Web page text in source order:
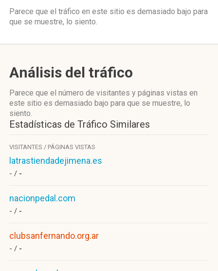
Parece que el tráfico en este sitio es demasiado bajo para
que se muestre, lo siento.
Análisis del tráfico
Parece que el número de visitantes y páginas vistas en
este sitio es demasiado bajo para que se muestre, lo
siento.
Estadísticas de Tráfico Similares
VISITANTES / PÁGINAS VISTAS
latrastiendadejimena.es
- / -
nacionpedal.com
- / -
clubsanfernando.org.ar
- / -